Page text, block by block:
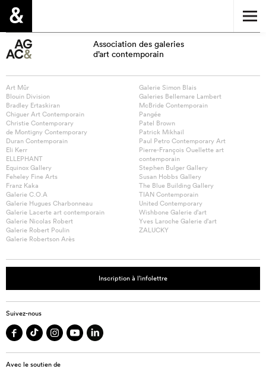
Association des galeries
d’art contemporain
Art Mûr
Blouin Division
Bradley Ertaskiran
Chiguer Art Contemporain
Christie Contemporary
de Montigny Contemporary
Duran Contemporain
Eli Kerr
ELLEPHANT
Equinox Gallery
Feheley Fine Arts
Franz Kaka
Galerie C.O.A
Galerie Hugues Charbonneau
Galerie Lacerte art contemporain
Galerie Nicolas Robert
Galerie Robert Poulin
Galerie Robertson Arès
Galerie Simon Blais
Galeries Bellemare Lambert
McBride Contemporain
Pangée
Patel Brown
Patrick Mikhail
Paul Petro Contemporary Art
Pierre-François Ouellette art
contemporain
Stephen Bulger Gallery
Susan Hobbs Gallery
The Blue Building Gallery
TIAN Contemporain
United Contemporary
Wishbone Galerie d’art
Yves Laroche Galerie d’art
ZALUCKY
Inscription à l’infolettre
Suivez-nous
Avec le soutien de